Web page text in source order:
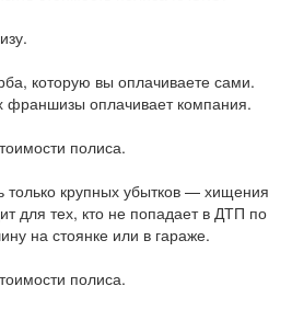
которую вы оплачиваете сами.
оплачивает компания.
полиса.
только крупных убытков — хищения
для тех, кто не попадает в ДТП по
на стоянке или в гараже.
полиса.